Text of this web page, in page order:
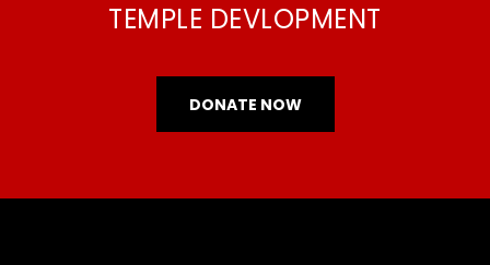
TEMPLE DEVLOPMENT
DONATE NOW